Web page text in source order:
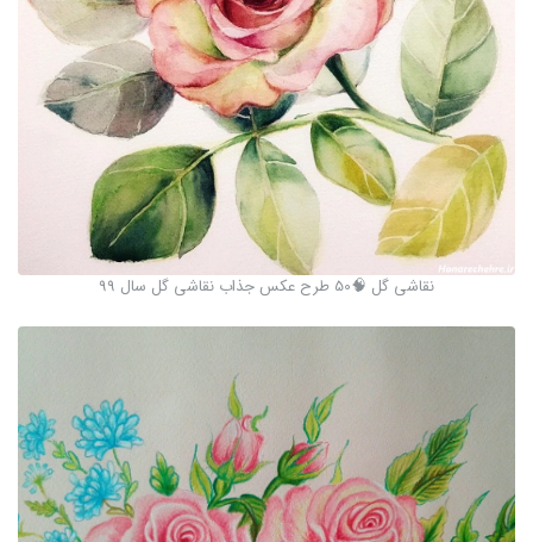
نقاشی گل 🧠50 طرح عکس جذاب نقاشی گل سال 99